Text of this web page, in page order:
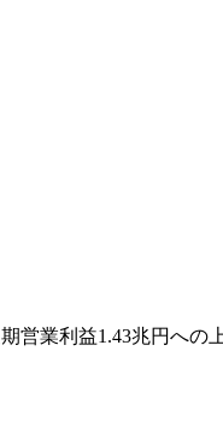
営業利益1.43兆円へ